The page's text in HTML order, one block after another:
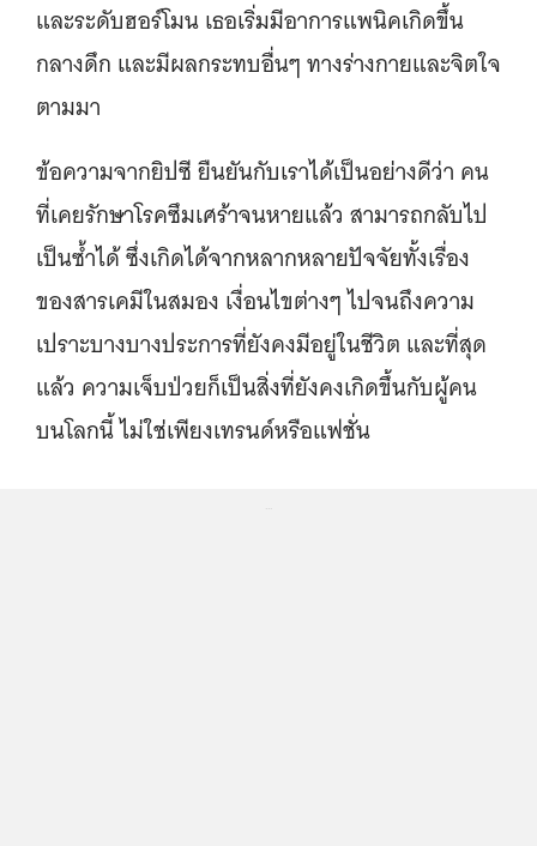
และระดับฮอร์โมน เธอเริ่มมีอาการแพนิคเกิดขึ้น
กลางดึก และมีผลกระทบอื่นๆ ทางร่างกายและจิตใจ
ตามมา
ข้อความจากยิปซี ยืนยันกับเราได้เป็นอย่างดีว่า คน
ที่เคยรักษาโรคซึมเศร้าจนหายแล้ว สามารถกลับไป
เป็นซ้ำได้ ซึ่งเกิดได้จากหลากหลายปัจจัยทั้งเรื่อง
ของสารเคมีในสมอง เงื่อนไขต่างๆ ไปจนถึงความ
เปราะบางบางประการที่ยังคงมีอยู่ในชีวิต และที่สุด
แล้ว ความเจ็บป่วยก็เป็นสิ่งที่ยังคงเกิดขึ้นกับผู้คน
บนโลกนี้ ไม่ใช่เพียงเทรนด์หรือแฟชั่น